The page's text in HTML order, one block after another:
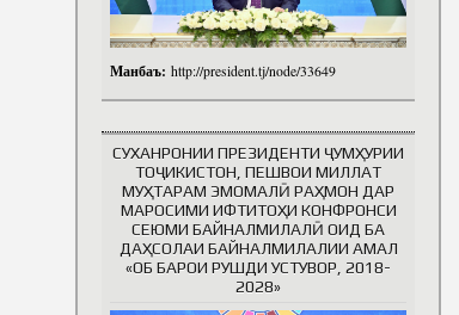
Манбаъ: http://president.tj/node/33649
СУХАНРОНИИ ПРЕЗИДЕНТИ ҶУМҲУРИИ
ТОҶИКИСТОН, ПЕШВОИ МИЛЛАТ
МУҲТАРАМ ЭМОМАЛӢ РАҲМОН ДАР
МАРОСИМИ ИФТИТОҲИ КОНФРОНСИ
СЕЮМИ БАЙНАЛМИЛАЛӢ ОИД БА
ДАҲСОЛАИ БАЙНАЛМИЛАЛИИ АМАЛ
«ОБ БАРОИ РУШДИ УСТУВОР, 2018-
2028»